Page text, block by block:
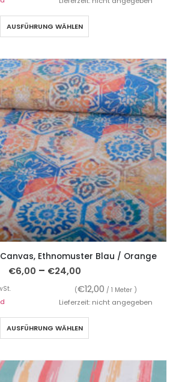
AUSFÜHRUNG WÄHLEN
Ethnomuster Blau / Orange
€6,00 – €24,00
(€12,00 / 1 Meter )
Lieferzeit: nicht angegeben
AUSFÜHRUNG WÄHLEN